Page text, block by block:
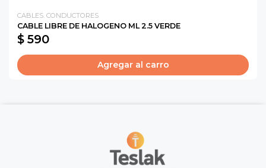
CABLES. CONDUCTORES
CABLE LIBRE DE HALOGENO ML 2.5 VERDE
$ 590
Agregar al carro